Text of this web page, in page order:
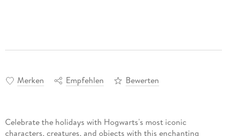
Merken Empfehlen Bewerten
Celebrate the holidays with Hogwarts's most iconic
characters, creatures, and objects with this enchanting